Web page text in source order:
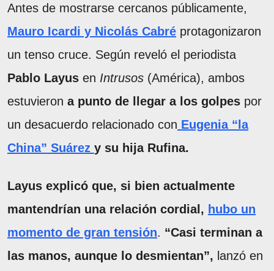
Antes de mostrarse cercanos públicamente,
Mauro Icardi y Nicolás Cabré protagonizaron
un tenso cruce. Según reveló el periodista
Pablo Layus en Intrusos (América), ambos
estuvieron a punto de llegar a los golpes por
un desacuerdo relacionado con Eugenia “la
China” Suárez y su hija Rufina.
Layus explicó que, si bien actualmente
mantendrían una relación cordial, hubo un
momento de gran tensión. “Casi terminan a
las manos, aunque lo desmientan”, lanzó en